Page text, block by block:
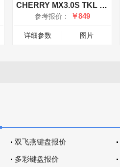
CHERRY MX3.0S TKL RGB有线键盘 茶轴
参考报价： ￥849
详细参数 图片
双飞燕键盘报价
多彩键盘报价